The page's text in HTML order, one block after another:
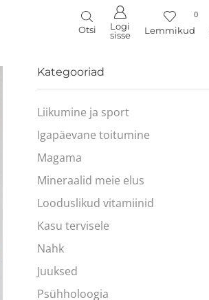
Otsi
Logi
sisse
Lemmikud
0
Kategooriad
Liikumine ja sport
Igapäevane toitumine
Magama
Mineraalid meie elus
Looduslikud vitamiinid
Kasu tervisele
Nahk
Juuksed
Psühholoogia